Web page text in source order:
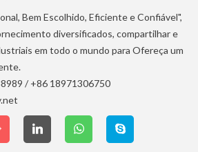
Bem Escolhido, Eficiente e Confiável",
diversificados, compartilhar e
em todo o mundo para Ofereça um
/ +86 18971306750